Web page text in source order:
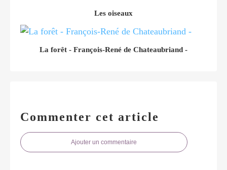
Les oiseaux
La forêt - François-René de Chateaubriand -
Commenter cet article
Ajouter un commentaire